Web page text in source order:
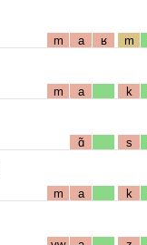
m a ʁ m
m a k
ɑ̃ s
m a k